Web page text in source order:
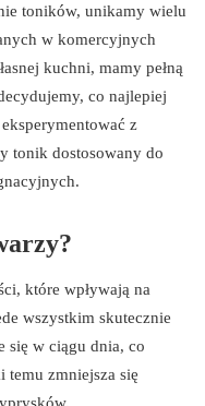
toników, unikamy wielu
w komercyjnych
kuchni, mamy pełną
co najlepiej
z
tonik dostosowany do
które wpływają na
wszystkim skutecznie
się w ciągu dnia, co
temu zmniejsza się